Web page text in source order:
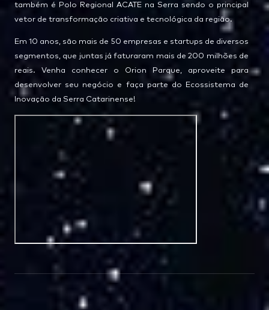
também é Polo Regional ACATE na Serra sendo o principal
vetor de transformação criativa e tecnológica da região.
Em 10 anos, são mais de 50 empresas e startups de diversos
segmentos, que juntas já faturaram mais de 200 milhões de
reais. Venha conhecer o Orion Parque, aproveite para
desenvolver seu negócio e faça parte do Ecossistema de
Inovação da Serra Catarinense!